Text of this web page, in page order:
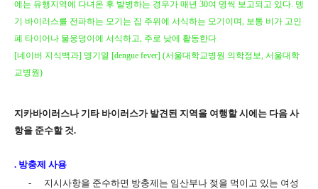
에는 유행지역에 다녀온 후 발병하는 경우가 매년 30여 명씩 보고되고 있다. 뎅
기 바이러스를 전파하는 모기는 집 주위에 서식하는 모기이며, 보통 비가 고인
폐 타이어나 물웅덩이에 서식하고, 주로 낮에 활동한다
[네이버 지식백과] 뎅기열 [dengue fever] (서울대학교병원 의학정보, 서울대학
교병원)
지카바이러스나 기타 바이러스가 발견된 지역을 여행할 시에는 다음 사
항을 준수할 것.
. 방충제 사용
-
지시사항을 준수하면 방충제는 임산부나 젖을 먹이고 있는 여성